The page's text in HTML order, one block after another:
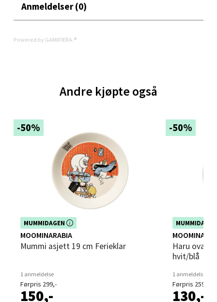
Anmeldelser (0)
Powered by GAMIFIERA.®
Andre kjøpte også
-50%
MUMMIDAGEN
Dette produktet er inkludert i vår kampanje. Benytt
deg av rabatten i dag!
MOOMINARABIA
Mummi asjett 19 cm Ferieklar
1 anmeldelse
Førpris 299,-
150,-
-50%
Dette
deg av rabatten
Haru oval tallerken 16 cm mummi
hvit/blå
1 anmeldelse
Førpris 259,-
130,-
Sandvika - Thon Senter Sandvika
0 i butikk
Velg
Bergen - Thon Senter Sartor
Sartorvegen 12, 5353 Straume
Åpent i dag 10-21
0 i butikk
Velg
Trondheim - Sirkus Shopping